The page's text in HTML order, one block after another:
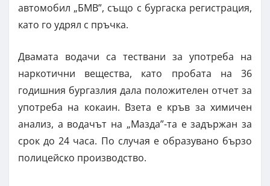
автомобил „БМВ”, също с бургаска регистрация,
като го удрял с пръчка.
Двамата водачи са тествани за употреба на
наркотични вещества, като пробата на 36
годишния бургазлия дала положителен отчет за
употреба на кокаин. Взета е кръв за химичен
анализ, а водачът на „Мазда”-та е задържан за
срок до 24 часа. По случая е образувано бързо
полицейско производство.